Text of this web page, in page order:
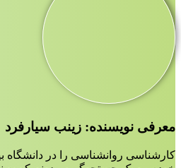
معرفی نویسنده: زینب سیارفرد
کارشناسی روانشناسی را در